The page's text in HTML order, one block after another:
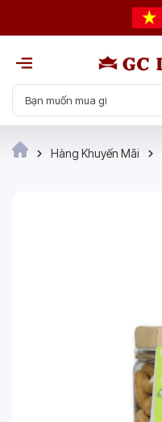
Hàng Khuyến Mãi